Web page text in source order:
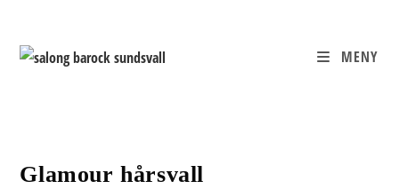
innehållet
MENY
Glamour hårsvall